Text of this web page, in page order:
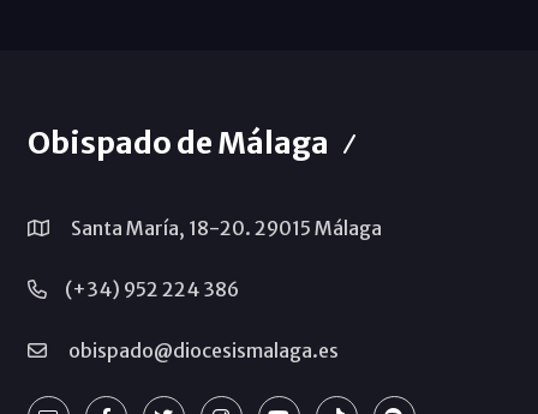
Obispado de Málaga
Santa María, 18-20. 29015 Málaga
(+34) 952 224 386
obispado@diocesismalaga.es